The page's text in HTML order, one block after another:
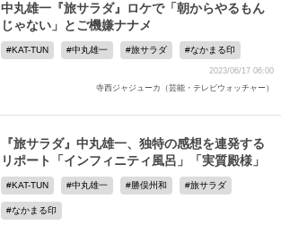
中丸雄一『旅サラダ』ロケで「朝からやるもん
じゃない」とご機嫌ナナメ
KAT-TUN 中丸雄一 旅サラダ なかまる印
2023/06/17 06:00
寺西ジャジューカ（芸能・テレビウォッチャー）
『旅サラダ』中丸雄一、独特の感想を連発する
リポート「インフィニティ風呂」「実質殿様」
KAT-TUN 中丸雄一 勝俣州和 旅サラダ
なかまる印